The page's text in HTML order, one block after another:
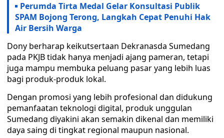
Perumda Tirta Medal Gelar Konsultasi Publik
SPAM Bojong Terong, Langkah Cepat Penuhi Hak
Air Bersih Warga
Dony berharap keikutsertaan Dekranasda Sumedang
pada PKJB tidak hanya menjadi ajang pameran, tetapi
juga mampu membuka peluang pasar yang lebih luas
bagi produk-produk lokal.
Dengan promosi yang lebih profesional dan didukung
pemanfaatan teknologi digital, produk unggulan
Sumedang diyakini akan semakin dikenal dan memiliki
daya saing di tingkat regional maupun nasional.